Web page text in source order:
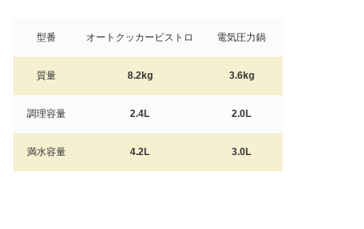
型番 オートクッカービストロ 電気圧力鍋
質量 8.2kg 3.6kg
調理容量 2.4L 2.0L
満水容量 4.2L 3.0L